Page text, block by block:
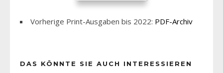
Vorherige Print-Ausgaben bis 2022: PDF-Archiv
DAS KÖNNTE SIE AUCH INTERESSIEREN